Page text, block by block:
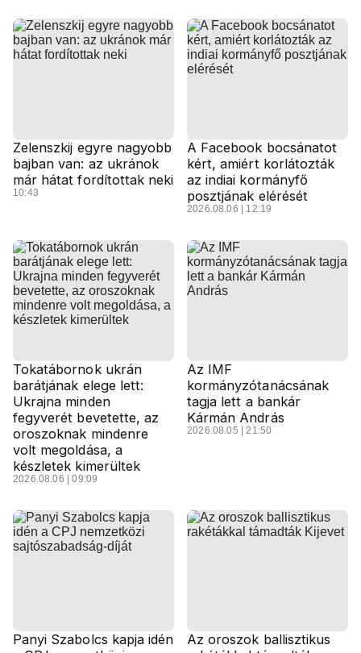
Zelenszkij egyre nagyobb
bajban van: az ukránok
már hátat fordítottak neki
10:43
A Facebook bocsánatot
kért, amiért korlátozták
az indiai kormányfő
posztjának elérését
2026.08.06 | 12:19
Tokatábornok ukrán
barátjának elege lett:
Ukrajna minden
fegyverét bevetette, az
oroszoknak mindenre
volt megoldása, a
készletek kimerültek
2026.08.06 | 09:09
Az IMF
kormányzótanácsának
tagja lett a bankár
Kármán András
2026.08.05 | 21:50
Panyi Szabolcs kapja idén
Az oroszok ballisztikus